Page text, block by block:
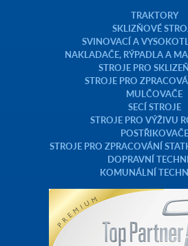
TRAKTORY
SKLIZŇOVÉ
SVINOVACÍ A
NAKLADAČE, RÝPADLA A
STROJE PRO
STROJE PRO
MULČOVAČE
SECÍ STROJE
STROJE PRO VÝŽIVU
POSTŘIKOVAČE
STROJE PRO ZPRACOVÁNÍ
DOPRAVNÍ
KOMUNÁLNÍ